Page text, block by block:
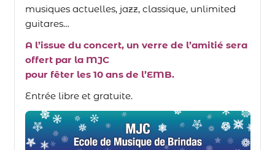
musiques actuelles, jazz, classique, unlimited
guitares…
A l’issue du concert, un verre de l’amitié sera
offert par la MJC
pour fêter les 10 ans de l’EMB.
Entrée libre et gratuite.